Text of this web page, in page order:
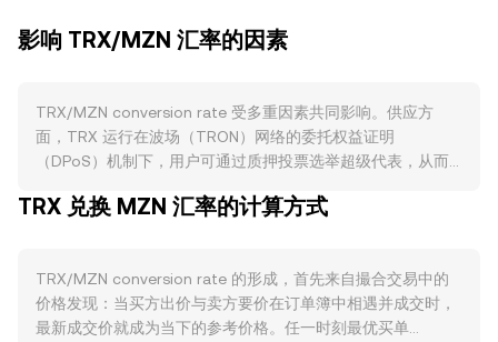
影响 TRX/MZN 汇率的因素
TRX/MZN conversion rate 受多重因素共同影响。供应方
面，TRX 运行在波场（TRON）网络的委托权益证明
（DPoS）机制下，用户可通过质押投票选举超级代表，从而
交易手续费会被销毁，叠加项目方历史性销毁与跨链桥资产净
活跃度、DeFi 与稳定币（如在 TRON 上高占比流通的
USDT）使用量、跨境结算与日常支付场景的增长，都会提升
对 TRX 的实际消耗与持有需求，从而影响 TRX/MZN
TRX 兑换 MZN 汇率的计算方式
TRX/MZN conversion rate 的形成，首先来自撮合交易中的
价格发现：当买方出价与卖方要价在订单簿中相遇并成交时，
最新成交价就成为当下的参考价格。任一时刻最优买单